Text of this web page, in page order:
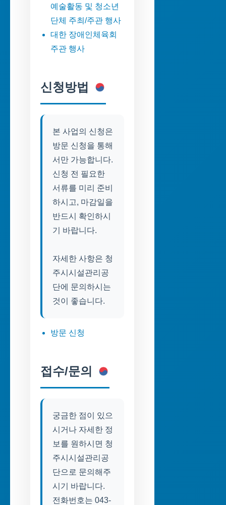
예술활동 및 청소년
단체 주최/주관 행사
대한 장애인체육회
주관 행사
신청방법
본 사업의 신청은
방문 신청을 통해
서만 가능합니다.
신청 전 필요한
서류를 미리 준비
하시고, 마감일을
반드시 확인하시
기 바랍니다.
자세한 사항은 청
주시시설관리공
단에 문의하시는
것이 좋습니다.
방문 신청
접수/문의
궁금한 점이 있으
시거나 자세한 정
보를 원하시면 청
주시시설관리공
단으로 문의해주
시기 바랍니다.
전화번호는 043-